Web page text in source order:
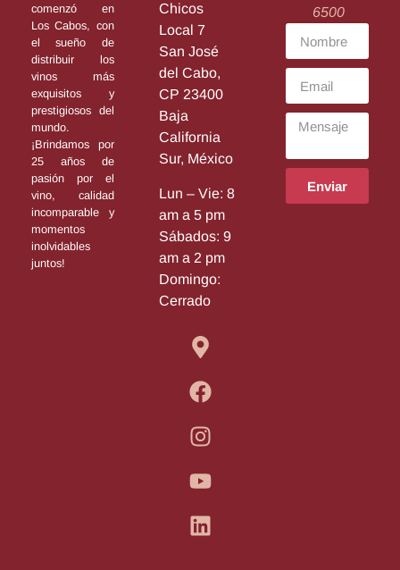
comenzó en
Los Cabos, con
el sueño de
distribuir los
vinos más
exquisitos y
prestigiosos del
mundo.
¡Brindamos por
25 años de
pasión por el
vino, calidad
incomparable y
momentos
inolvidables
juntos!
Chicos
Local 7
San José
del Cabo,
CP 23400
Baja
California
Sur, México
Lun – Vie: 8
am a 5 pm
Sábados: 9
am a 2 pm
Domingo:
Cerrado
6500
Enviar